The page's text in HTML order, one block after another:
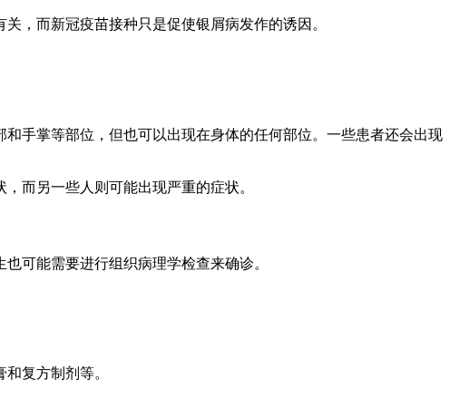
，而新冠疫苗接种只是促使银屑病发作的诱因。
手掌等部位，但也可以出现在身体的任何部位。一些患者还会出现
而另一些人则可能出现严重的症状。
可能需要进行组织病理学检查来确诊。
复方制剂等。